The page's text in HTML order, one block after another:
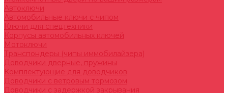
Автоключи
Автомобильные ключи с чипом
Ключи для спецтехники
Корпусы автомобильных ключей
Мотоключи
Транспондеры (чипы иммобилайзера)
Доводчики дверные, пружины
Комплектующие для доводчиков
Доводчики с ветровым тормозом
Доводчики с задержкой закрывания